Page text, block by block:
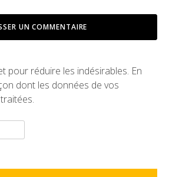
pour réduire les indésirables. En
dont les données de vos
.